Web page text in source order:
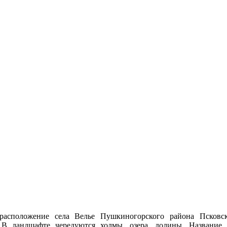
расположение села Велье Пушкиногорского района